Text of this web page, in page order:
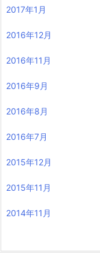
2017年1月
2016年12月
2016年11月
2016年9月
2016年8月
2016年7月
2015年12月
2015年11月
2014年11月